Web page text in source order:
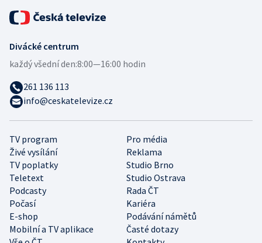
TV program
Pro média
Živé vysílání
Reklama
TV poplatky
Studio Brno
Teletext
Studio Ostrava
Podcasty
Rada ČT
Počasí
Kariéra
E-shop
Podávání námětů
Mobilní a TV aplikace
Časté dotazy
Divácké centrum
každý všední den:8:00—16:00 hodin
261 136 113
info@ceskatelevize.cz